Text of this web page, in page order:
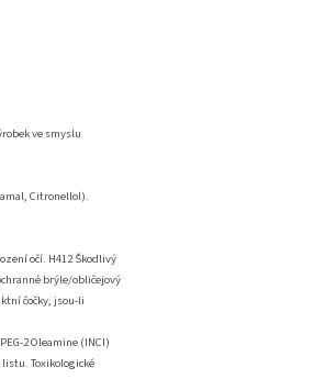
ve smyslu
Citronellol).
očí. H412 Škodlivý
brýle/obličejový
čočky, jsou-li
2 Oleamine (INCI)
Toxikologické